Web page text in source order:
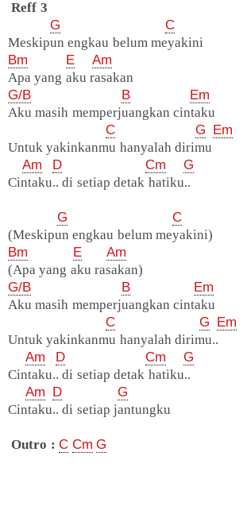
Reff 3
G
C
Meskipun engkau belum meyakini
Bm
E
Am
Apa yang aku rasakan
G/B
B
Em
Aku masih memperjuangkan cintaku
C
G Em
Untuk yakinkanmu hanyalah dirimu
Am
D Cm
G
Cintaku.. di setiap detak hatiku..
G
C
(Meskipun engkau belum meyakini)
Bm
E
Am
(Apa yang aku rasakan)
G/B
B
Em
Aku masih memperjuangkan cintaku
C
G Em
Untuk yakinkanmu hanyalah dirimu..
Am
D Cm
G
Cintaku.. di setiap detak hatiku..
Am D
G
Cintaku.. di setiap jantungku
Outro : C Cm G